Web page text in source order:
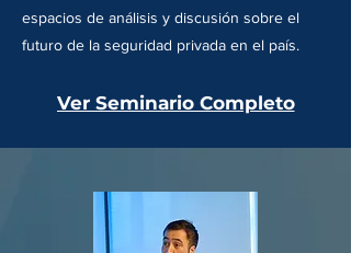
espacios de análisis y discusión sobre el
futuro de la seguridad privada en el país.
Ver Seminario Completo